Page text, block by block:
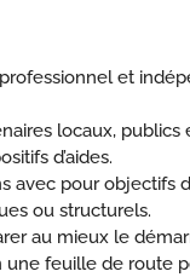
et
locaux,
d’aides.
avec pour objectifs
ou structurels.
au mieux le
une feuille de route